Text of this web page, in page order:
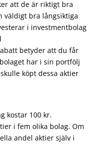
att de är riktigt bra
väldigt bra långsiktiga
i investmentbolag
betyder att du får
har i sin portfölj
köpt dessa aktier
kostar 100 kr.
i fem olika bolag. Om
andel aktier själv i